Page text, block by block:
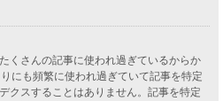
くさんの記事に使われ過ぎているからか
にも頻繁に使われ過ぎていて記事を特定
クスすることはありません。記事を特定